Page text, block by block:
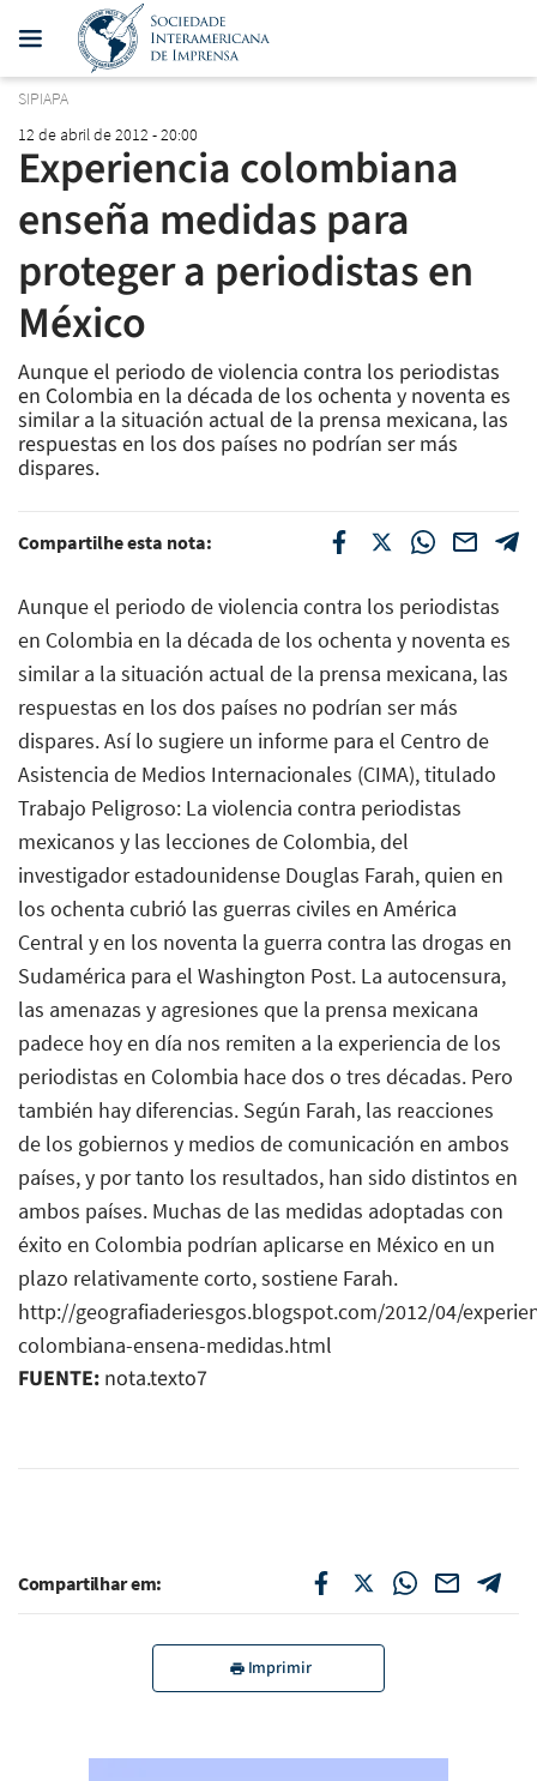
SIPIAPA
12 de abril de 2012 - 20:00
Experiencia colombiana
enseña medidas para
proteger a periodistas en
México
Aunque el periodo de violencia contra los periodistas
en Colombia en la década de los ochenta y noventa es
similar a la situación actual de la prensa mexicana, las
respuestas en los dos países no podrían ser más
dispares.
Compartilhe esta nota:
Aunque el periodo de violencia contra los periodistas
en Colombia en la década de los ochenta y noventa es
similar a la situación actual de la prensa mexicana, las
respuestas en los dos países no podrían ser más
dispares. Así lo sugiere un informe para el Centro de
Asistencia de Medios Internacionales (CIMA), titulado
Trabajo Peligroso: La violencia contra periodistas
mexicanos y las lecciones de Colombia, del
investigador estadounidense Douglas Farah, quien en
los ochenta cubrió las guerras civiles en América
Central y en los noventa la guerra contra las drogas en
Sudamérica para el Washington Post. La autocensura,
las amenazas y agresiones que la prensa mexicana
padece hoy en día nos remiten a la experiencia de los
periodistas en Colombia hace dos o tres décadas. Pero
también hay diferencias. Según Farah, las reacciones
de los gobiernos y medios de comunicación en ambos
países, y por tanto los resultados, han sido distintos en
ambos países. Muchas de las medidas adoptadas con
éxito en Colombia podrían aplicarse en México en un
plazo relativamente corto, sostiene Farah.
http://geografiaderiesgos.blogspot.com/2012/04/
colombiana-ensena-medidas.html
FUENTE: nota.texto7
Compartilhar em:
Imprimir